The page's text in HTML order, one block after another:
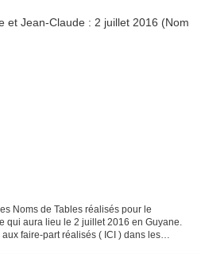
Noms de Tables réalisés pour le
qui aura lieu le 2 juillet 2016 en Guyane.
faire-part réalisés ( ICI ) dans les